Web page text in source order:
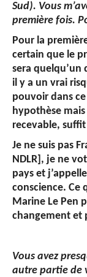
Sud). Vous
première fois.
Pour la
certain que le
sera quelqu’un
il y a un vrai
pouvoir dans ce
hypothèse
recevable,
Je ne suis pas
NDLR], je ne
pays et
conscience. Ce
Marine Le Pen
changement et
Vous avez
autre partie de